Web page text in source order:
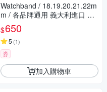
Watchband / 18.19.20.21.22m
m / 各品牌通用 義大利進口 壓
紋牛皮錶帶 淺咖啡色
$650
5 (1)
券
加入購物車